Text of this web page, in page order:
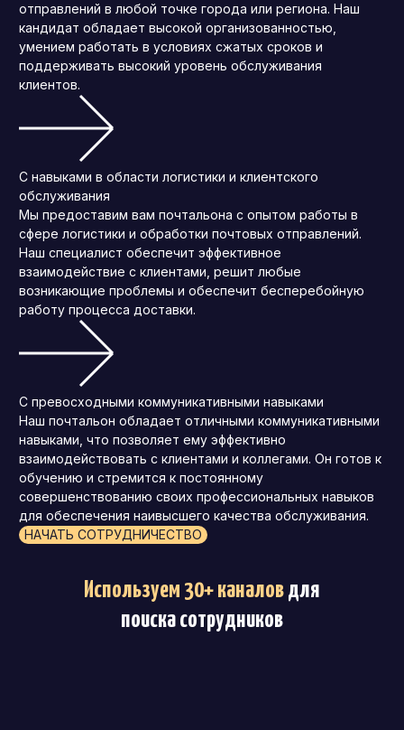
отправлений в любой точке города или региона. Наш
кандидат обладает высокой организованностью,
умением работать в условиях сжатых сроков и
поддерживать высокий уровень обслуживания
клиентов.
С навыками в области логистики и клиентского
обслуживания
Мы предоставим вам почтальона с опытом работы в
сфере логистики и обработки почтовых отправлений.
Наш специалист обеспечит эффективное
взаимодействие с клиентами, решит любые
возникающие проблемы и обеспечит бесперебойную
работу процесса доставки.
С превосходными коммуникативными навыками
Наш почтальон обладает отличными коммуникативными
навыками, что позволяет ему эффективно
взаимодействовать с клиентами и коллегами. Он готов к
обучению и стремится к постоянному
совершенствованию своих профессиональных навыков
для обеспечения наивысшего качества обслуживания.
НАЧАТЬ СОТРУДНИЧЕСТВО
Используем 30+ каналовдля
поиска сотрудников